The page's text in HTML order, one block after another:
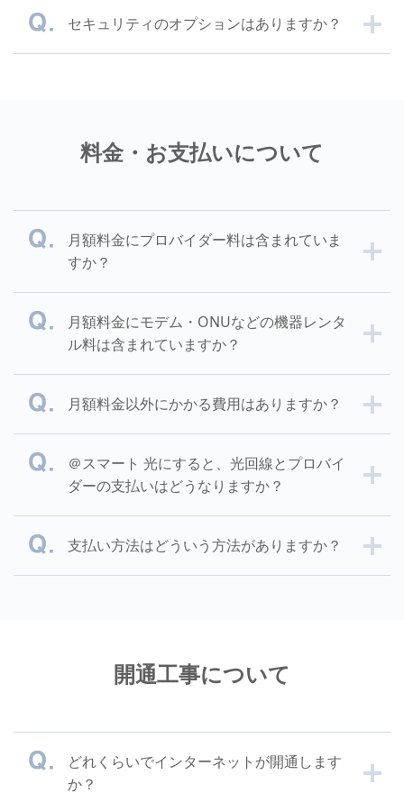
セキュリティのオプションはありますか？
料金・お支払いについて
月額料金にプロバイダー料は含まれていま
すか？
月額料金にモデム・ONUなどの機器レンタ
ル料は含まれていますか？
月額料金以外にかかる費用はありますか？
＠スマート 光にすると、光回線とプロバイ
ダーの支払いはどうなりますか？
支払い方法はどういう方法がありますか？
開通工事について
どれくらいでインターネットが開通します
か？